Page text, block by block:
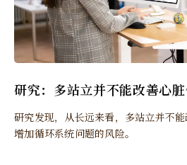
研究：多站立并不能改善心
研究发现，从长远来看，多站立并不
增加循环系统问题的风险。